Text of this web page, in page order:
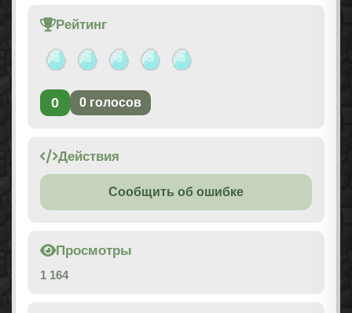
Рейтинг
0 0 голосов
Действия
Сообщить об ошибке
Просмотры
1 164